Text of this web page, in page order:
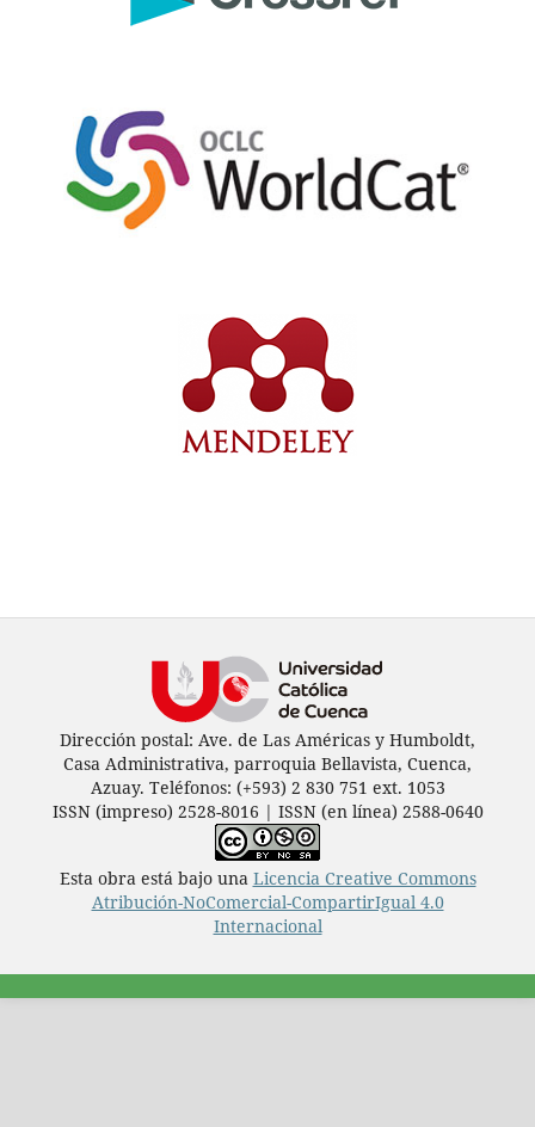
Dirección postal: Ave. de Las Américas y Humboldt,
Casa Administrativa, parroquia Bellavista, Cuenca,
Azuay. Teléfonos: (+593) 2 830 751 ext. 1053
ISSN (impreso) 2528-8016 | ISSN (en línea) 2588-0640
Esta obra está bajo una Licencia Creative Commons
Atribución-NoComercial-CompartirIgual 4.0
Internacional